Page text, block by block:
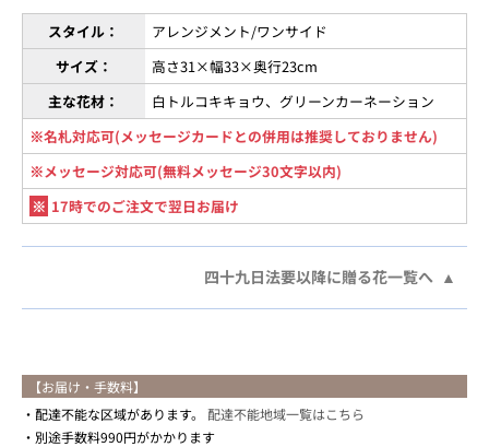
スタイル：
アレンジメント/ワンサイド
サイズ：
高さ31×幅33×奥行23cm
主な花材：
白トルコキキョウ、グリーンカーネーション
※名札対応可(メッセージカードとの併用は推奨しておりません)
※メッセージ対応可(無料メッセージ30文字以内)
※ 17時でのご注文で翌日お届け
四十九日法要以降に贈る花一覧へ
【お届け・手数料】
配達不能な区域があります。 配達不能地域一覧はこちら
別途手数料990円がかかります